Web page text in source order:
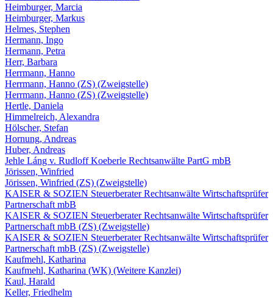
Heimburger, Marcia
Heimburger, Markus
Helmes, Stephen
Hermann, Ingo
Hermann, Petra
Herr, Barbara
Herrmann, Hanno
Herrmann, Hanno (ZS) (Zweigstelle)
Herrmann, Hanno (ZS) (Zweigstelle)
Hertle, Daniela
Himmelreich, Alexandra
Hölscher, Stefan
Hornung, Andreas
Huber, Andreas
Jehle Láng v. Rudloff Koeberle Rechtsanwälte PartG mbB
Jörissen, Winfried
Jörissen, Winfried (ZS) (Zweigstelle)
KAISER & SOZIEN Steuerberater Rechtsanwälte Wirtschaftsprüfer
Partnerschaft mbB
KAISER & SOZIEN Steuerberater Rechtsanwälte Wirtschaftsprüfer
Partnerschaft mbB (ZS) (Zweigstelle)
KAISER & SOZIEN Steuerberater Rechtsanwälte Wirtschaftsprüfer
Partnerschaft mbB (ZS) (Zweigstelle)
Kaufmehl, Katharina
Kaufmehl, Katharina (WK) (Weitere Kanzlei)
Kaul, Harald
Keller, Friedhelm